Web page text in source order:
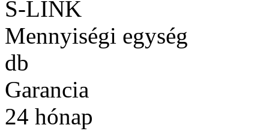
S-LINK
Mennyiségi egység
db
Garancia
24 hónap